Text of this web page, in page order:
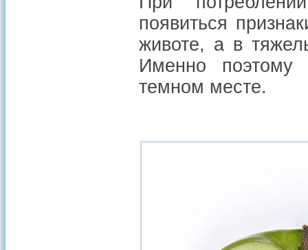
появиться
животе, а в
Именно поэтому
темном месте.